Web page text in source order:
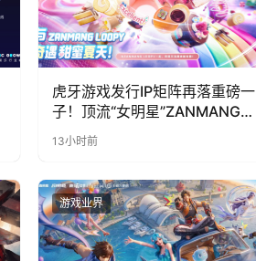
虎牙游戏发行IP矩阵再落重磅一
子！顶流“女明星”ZANMANG
LOOPY 正版3D消除手游《消消
奇遇》惊喜曝光
13小时前
游戏业界